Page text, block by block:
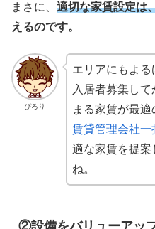
まさに、 適切な家賃設定は
えるのです。
ぴろり
エリアにもよる
入居者募集し
まる家賃が最適
賃貸管理会社一
適な家賃を提
ね。
②設備をバリューアッ